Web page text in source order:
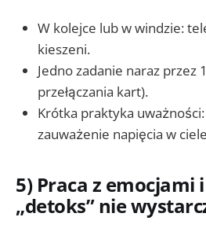
W kolejce lub w windzie:
kieszeni.
Jedno zadanie naraz przez
przełączania kart).
Krótka praktyka
zauważenie napięcia w
5) Praca z emocjami
„detoks” nie